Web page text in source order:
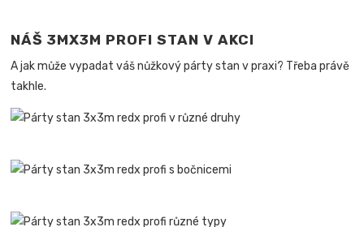
NÁŠ 3MX3M PROFI STAN V AKCI
A jak může vypadat váš nůžkový párty stan v praxi? Třeba právě
takhle.